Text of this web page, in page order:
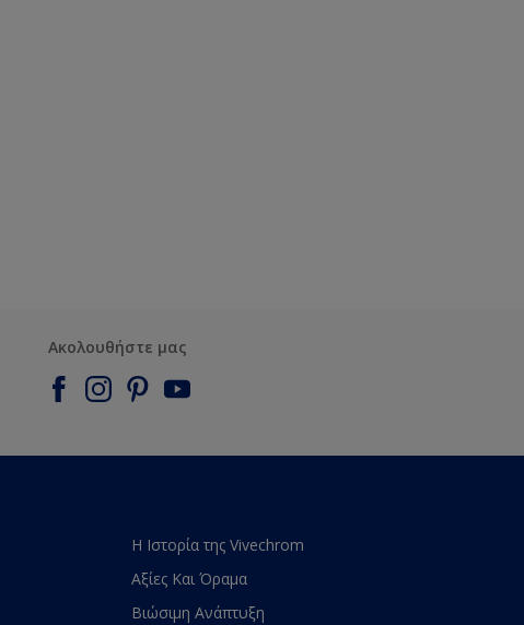
Ακολουθήστε μας
Η Ιστορία της Vivechrom
Αξίες Και Όραμα
Βιώσιμη Ανάπτυξη